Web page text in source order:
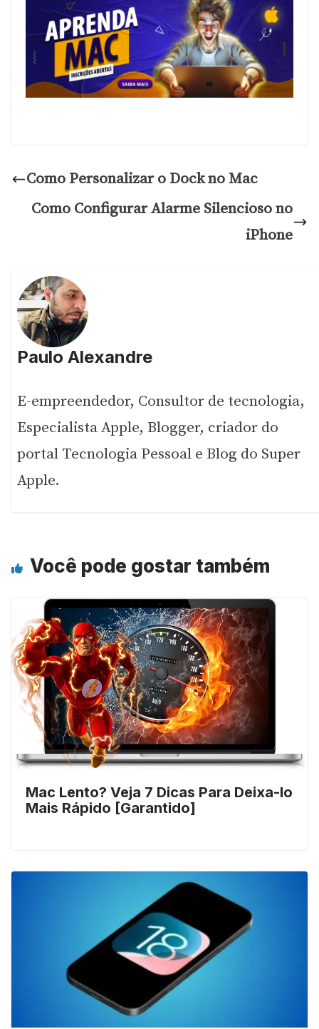
Como Personalizar o Dock no Mac
Como Configurar Alarme Silencioso no
iPhone
Paulo Alexandre
E-empreendedor, Consultor de tecnologia,
Especialista Apple, Blogger, criador do
portal Tecnologia Pessoal e Blog do Super
Apple.
Você pode gostar também
Mac Lento? Veja 7 Dicas Para Deixa-lo
Mais Rápido [Garantido]